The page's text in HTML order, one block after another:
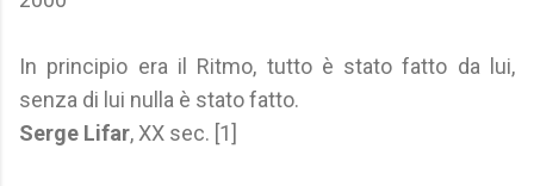
In principio era il Ritmo, tutto è stato fatto da lui,
senza di lui nulla è stato fatto.
Serge Lifar, XX sec. [1]